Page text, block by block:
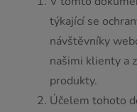
týkající se
návštěvníky
našimi klienty a
produkty.
Účelem tohoto